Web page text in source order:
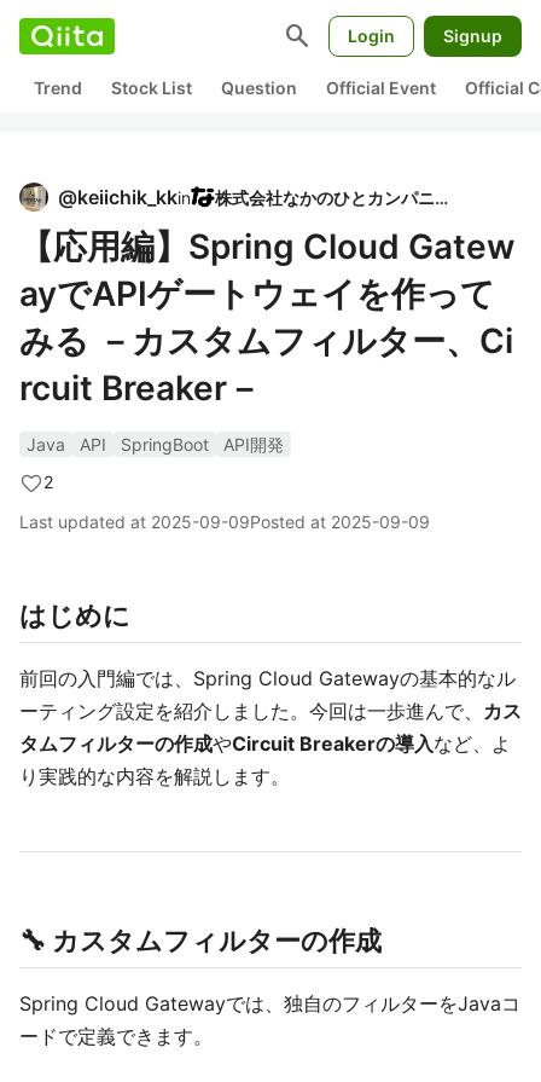
search Login Signup
Trend Stock List Question Official Event Official
@keiichik_kkin 株式会社なかのひとカンパニー
【応用編】Spring Cloud Gatew
ayでAPIゲートウェイを作って
みる －カスタムフィルター、Ci
rcuit Breaker－
Java API SpringBoot
API開発
2
Last updated at 2025-09-09Posted at 2025-09-09
はじめに
前回の入門編では、Spring Cloud Gatewayの基本的なル
ーティング設定を紹介しました。今回は一歩進んで、 カス
タムフィルターの作成やCircuit Breakerの導入など、よ
り実践的な内容を解説します。
🔧 カスタムフィルターの作成
Spring Cloud Gatewayでは、独自のフィルターをJavaコ
ードで定義できます。